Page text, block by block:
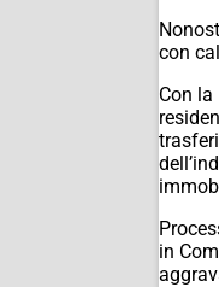
con
Con
in